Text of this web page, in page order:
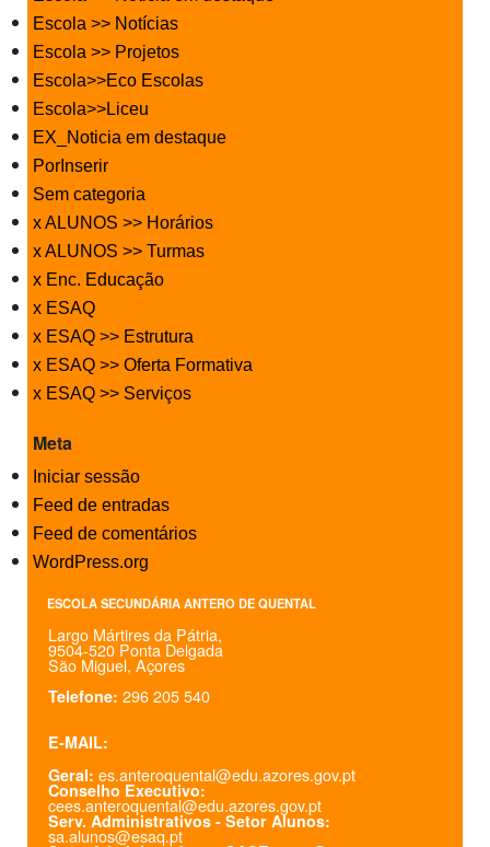
Escola >> Notícias
Escola >> Projetos
Escola>>Eco Escolas
Escola>>Liceu
EX_Noticia em destaque
PorInserir
Sem categoria
x ALUNOS >> Horários
x ALUNOS >> Turmas
x Enc. Educação
x ESAQ
x ESAQ >> Estrutura
x ESAQ >> Oferta Formativa
x ESAQ >> Serviços
Meta
Iniciar sessão
Feed de entradas
Feed de comentários
WordPress.org
ESCOLA SECUNDÁRIA ANTERO DE QUENTAL
Largo Mártires da Pátria,
9504-520 Ponta Delgada
São Miguel, Açores
Telefone: 296 205 540
E-MAIL:
Geral: es.anteroquental@edu.azores.gov.pt
Conselho Executivo:
cees.anteroquental@edu.azores.gov.pt
Serv. Administrativos - Setor Alunos:
sa.alunos@esaq.pt